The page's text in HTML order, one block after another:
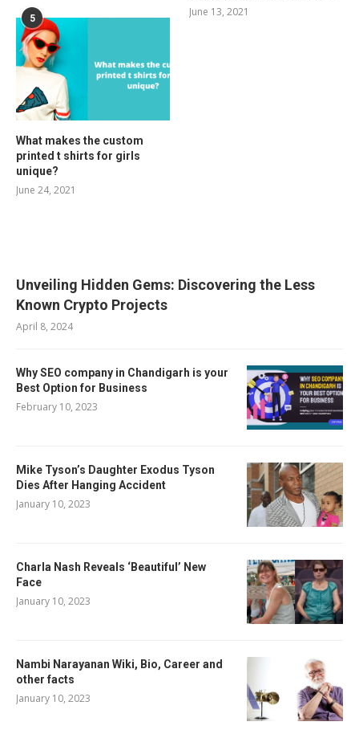
June 13, 2021
5
What makes the custom
printed t shirts for girls
unique?
June 24, 2021
Unveiling Hidden Gems: Discovering the Less
Known Crypto Projects
April 8, 2024
Why SEO company in Chandigarh is your
Best Option for Business
February 10, 2023
Mike Tyson’s Daughter Exodus Tyson
Dies After Hanging Accident
January 10, 2023
Charla Nash Reveals ‘Beautiful’ New
Face
January 10, 2023
Nambi Narayanan Wiki, Bio, Career and
other facts
January 10, 2023